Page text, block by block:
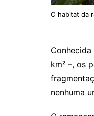
O habitat da
km² –, os
nenhuma